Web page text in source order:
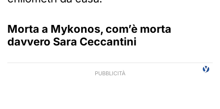
Morta a Mykonos, com’è morta
davvero Sara Ceccantini